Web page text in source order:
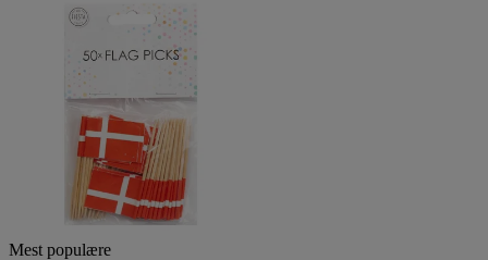
Mest populære